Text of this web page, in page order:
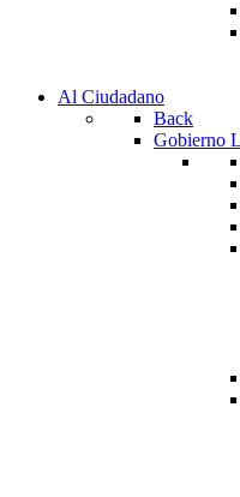
Al Ciudadano
Back
Gobierno